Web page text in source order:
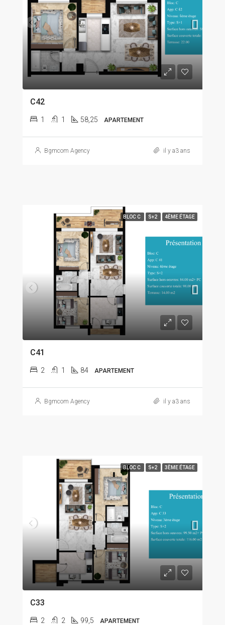
C42
1 1 58,25 APARTEMENT
Bgmcom Agency il y a3 ans
BLOC C S+2 4ÈME ÉTAGE
C41
2 1 84 APARTEMENT
Bgmcom Agency il y a3 ans
BLOC C S+2 3ÈME ÉTAGE
C33
2 2 99,5 APARTEMENT